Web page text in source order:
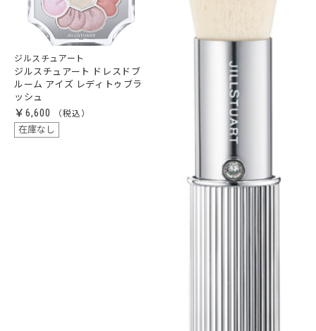
ジルスチュアート
ジルスチュアート ドレスドブ
ルーム アイズ レディトゥブラ
ッシュ
￥6,600
在庫なし